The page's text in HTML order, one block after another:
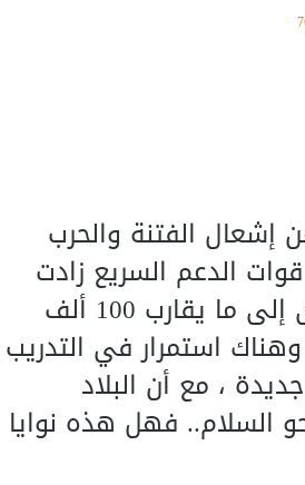
إشعال الفتنة والحرب
الدعم السريع زادت
من 21 ألف جندى إلى ما يقارب 100 ألف
، وهناك استمرار في التدريب
، مع أن البلاد
السلام.. فهل هذه نوايا